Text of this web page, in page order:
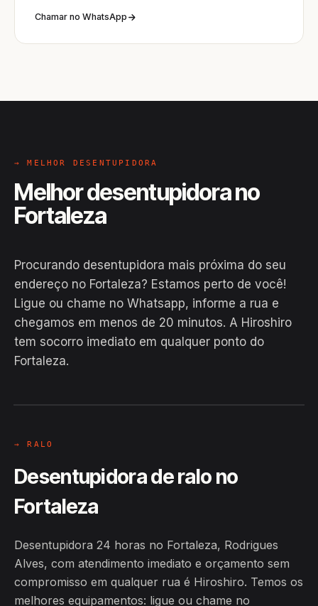
Chamar no WhatsApp
→ MELHOR DESENTUPIDORA
Melhor desentupidora no
Fortaleza
Procurando desentupidora mais próxima do seu
endereço no Fortaleza? Estamos perto de você!
Ligue ou chame no Whatsapp, informe a rua e
chegamos em menos de 20 minutos. A Hiroshiro
tem socorro imediato em qualquer ponto do
Fortaleza.
Hiroshiro · Fortaleza, Rodrigues
→ RALO
Desentupidora de ralo no
Fortaleza
Desentupidora 24 horas no Fortaleza, Rodrigues
Alves, com atendimento imediato e orçamento sem
compromisso em qualquer rua é Hiroshiro. Temos os
melhores equipamentos: ligue ou chame no